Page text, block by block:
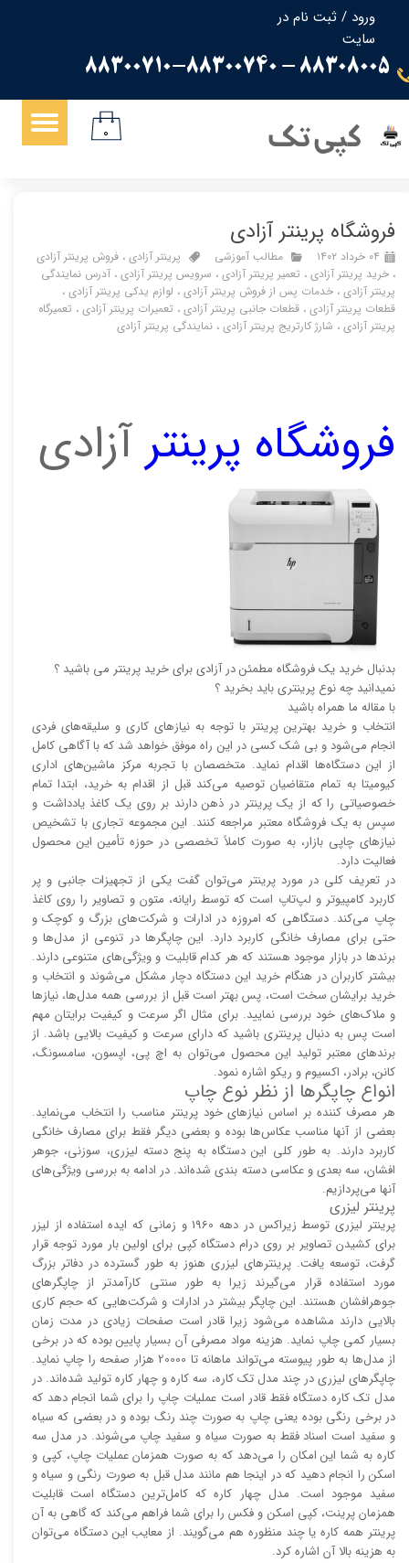
ورود / ثبت نام در
سایت
حساب کاربری من
تغییر گذر واژه
سفارشات
88308005 - 88300710-88300740
کپی تک ۰
فروشگاه پرینتر آزادی
۰۴ خرداد ۱۴۰۲ مطالب آموزشی پرینتر آزادی ، فروش پرینتر آزادی
، خرید پرینتر آزادی ، تعمیر پرینتر آزادی ، سرویس پرینتر آزادی ، آدرس نمایندگی
پرینتر آزادی ، خدمات پس از فروش پرینتر آزادی ، لوازم یدکی پرینتر آزادی ،
قطعات پرینتر آزادی ، قطعات جانبی پرینتر آزادی ، تعمیرات پرینتر آزادی ، تعمیرگاه
پرینتر آزادی ، شارژ کارتریج پرینتر آزادی ، نمایندگی پرینتر آزادی
فروشگاه پرینتر آزادی
بدنبال خرید یک فروشگاه مطمئن در آزادی برای خرید پرینتر می باشید ؟
نمیدانید چه نوع پرینتری باید بخرید ؟
با مقاله ما همراه باشید
انتخاب و خرید بهترین پرینتر با توجه به نیاز‌‌های کاری و سلیقه‌های فردی
انجام می‌شود و بی شک کسی در این راه موفق خواهد شد که با آگاهی کامل
از این دستگاه‌ها اقدام نماید. متخصصان با تجربه مرکز ماشین‌های اداری
کیومیتا به تمام متقاضیان توصیه می‌کند قبل از اقدام به خرید، ابتدا تمام
خصوصیاتی را که از یک پرینتر در ذهن دارند بر روی یک کاغذ یادداشت و
سپس به یک فروشگاه معتبر مراجعه کنند. این مجموعه تجاری با تشخیص
نیاز‌‌های چاپی بازار، به صورت کاملاً تخصصی در حوزه تأمین این محصول
فعالیت دارد.
در تعریف کلی در مورد پرینتر می‌توان گفت یکی از تجهیزات جانبی و پر
کاربرد کامپیوتر و لپ‌تاپ است که توسط رایانه، متون و تصاویر را روی کاغذ
چاپ می‌کند. دستگاهی که امروزه در ادارات و شرکت‌های بزرگ و کوچک و
حتی برای مصارف خانگی کاربرد دارد. این چاپگر‌ها در تنوعی از مدل‌ها و
برند‌ها در بازار موجود هستند که هر کدام قابلیت و ویژگی‌های متنوعی دارند.
بیشتر کاربران در هنگام خرید این دستگاه دچار مشکل می‌شوند و انتخاب و
خرید برایشان سخت است، پس بهتر است قبل از بررسی همه مدل‌ها، نیاز‌ها
و ملاک‌های خود بررسی نمایید. برای مثال اگر سرعت و کیفیت برایتان مهم
است پس به دنبال پرینتری باشید که دارای سرعت و کیفیت بالایی باشد. از
برند‌های معتبر تولید این محصول می‌توان به اچ پی، اپسون، سامسونگ،
کانن، برادر، اکسیوم و ریکو اشاره نمود.
انواع چاپگر‌ها از نظر نوع چاپ
هر مصرف کننده بر اساس نیاز‌های خود پرینتر مناسب را انتخاب می‌نماید.
بعضی از آنها مناسب عکاس‌ها بوده و بعضی دیگر فقط برای مصارف خانگی
کاربرد دارند. به طور کلی این دستگاه به پنج دسته لیزری، سوزنی، جوهر
افشان، سه بعدی و عکاسی دسته بندی شده‌اند. در ادامه به بررسی ویژگی‌های
آنها می‌پردازیم.
پرینتر لیزری
پرینتر لیزری توسط زیراکس در دهه 1960 و زمانی که ایده استفاده از لیزر
برای کشیدن تصاویر بر روی درام دستگاه کپی برای اولین بار مورد توجه قرار
گرفت، توسعه یافت. پرینتر‌های لیزری هنوز به طور گسترده در دفاتر بزرگ
مورد استفاده قرار می‌گیرند زیرا به طور سنتی کارآمد‌‌تر از چاپگر‌های
جوهرافشان هستند. این چاپگر بیشتر در ادارات و شرکت‌هایی که حجم کاری
بالایی دارند مشاهده می‌شود زیرا قادر است صفحات زیادی در مدت زمان
بسیار کمی چاپ نماید. هزینه مواد مصرفی آن بسیار پایین بوده که در برخی
از مدل‌ها به طور پیوسته می‌تواند ماهانه تا 20000 هزار صفحه را چاپ نماید.
چاپگر‌های لیزری در چند مدل تک کاره، سه کاره و چهار کاره تولید شده‌اند. در
مدل تک کاره دستگاه فقط قادر است عملیات چاپ را برای شما انجام دهد که
در برخی رنگی بوده یعنی چاپ به صورت چند رنگ بوده و در بعضی که سیاه
و سفید است اسناد فقط به صورت سیاه و سفید چاپ می‌شوند. در مدل سه
کاره به شما این امکان را می‌دهد که به صورت همزمان عملیات چاپ، کپی و
اسکن را انجام دهید که در اینجا هم مانند مدل قبل به صورت رنگی و سیاه و
سفید موجود است. مدل چهار کاره که کامل‌ترین دستگاه است قابلیت
همزمان پرینت، کپی اسکن و فکس را برای شما فراهم می‌کند که گاهی به آن
پرینتر همه کاره یا چند منظوره هم می‌گویند. از معایب این دستگاه می‌توان
به هزینه بالا آن اشاره کرد.